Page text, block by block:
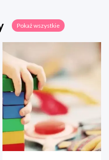
Pokaż wszystkie